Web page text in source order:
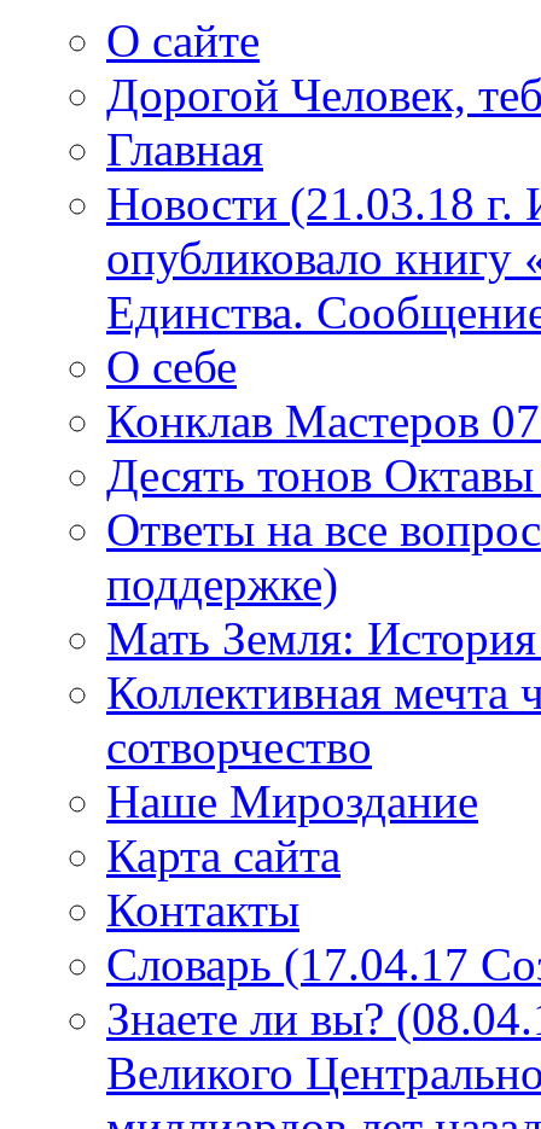
О сайте
Дорогой Человек,
Главная
Новости (21.03.18 г.
опубликовало книгу
Единства.
О себе
Конклав Мастеров
Десять тонов
Ответы на все
поддержке)
Мать Земля: История
Коллективная мечта
сотворчество
Наше Мироздание
Карта сайта
Контакты
Словарь (17.04.17
Знаете ли вы?
Великого